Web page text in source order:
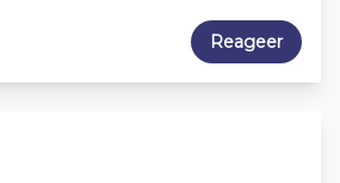
Reageer